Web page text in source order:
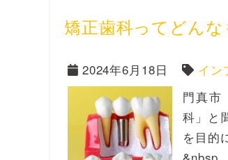
矯正歯科ってどん
2024年6月18日
イン
門真市
科」と
を目的